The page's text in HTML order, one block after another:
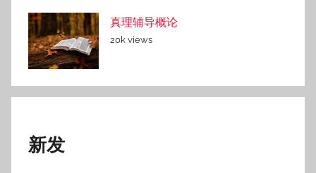
真理辅导概论
20k views
新发